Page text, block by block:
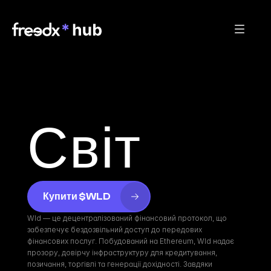
Світ
Купити $WLD
Wld — це децентралізований фінансовий протокол, що
забезпечує бездозвільний доступ до передових
фінансових послуг. Побудований на Ethereum, Wld надає
прозору, довірчу інфраструктуру для кредитування,
позичання, торгівлі та генерації дохідності. Завдяки